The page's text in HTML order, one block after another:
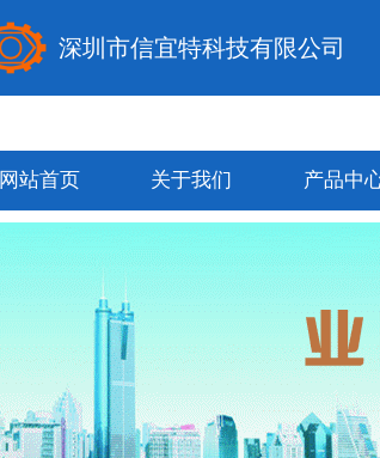
深圳市信宜特科技有限公司
网站首页 关于我们 产品中